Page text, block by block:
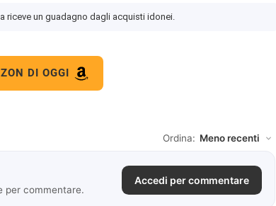
riceve un guadagno dagli acquisti idonei.
DI OGGI
Ordina:
per commentare.
Accedi per commentare